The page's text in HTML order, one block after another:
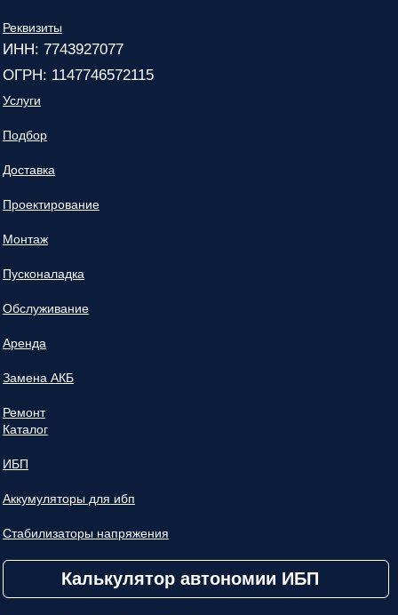
Реквизиты
ИНН: 7743927077
ОГРН: 1147746572115
Услуги
Подбор
Доставка
Проектирование
Монтаж
Пусконаладка
Обслуживание
Аренда
Замена АКБ
Ремонт
Каталог
ИБП
Аккумуляторы для ибп
Стабилизаторы напряжения
Калькулятор автономии ИБП